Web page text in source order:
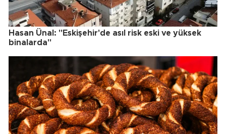
Hasan Ünal: "Eskişehir'de asıl risk eski ve yüksek
binalarda"